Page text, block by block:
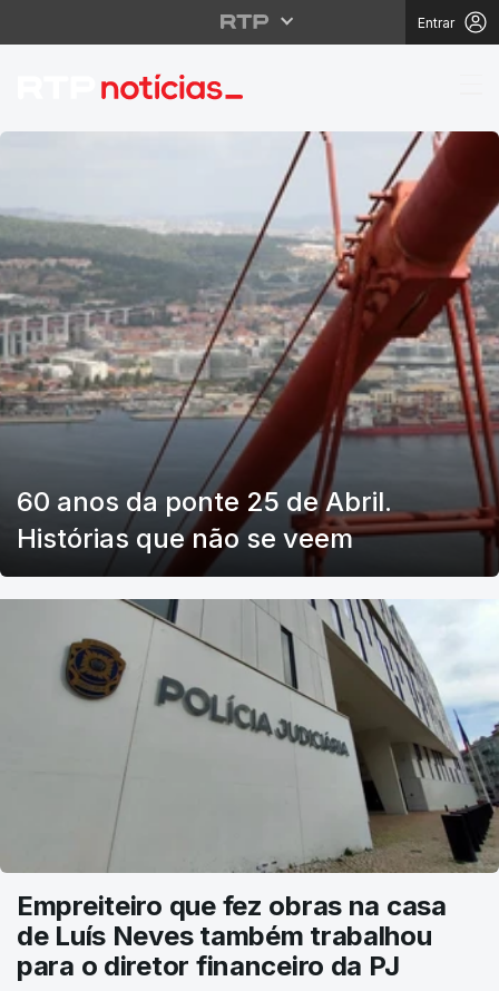
Entrar
RTP Notícias
60 anos da ponte 25 de Abril.
Histórias que não se veem
Empreiteiro que fez obras na casa
de Luís Neves também trabalhou
para o diretor financeiro da PJ